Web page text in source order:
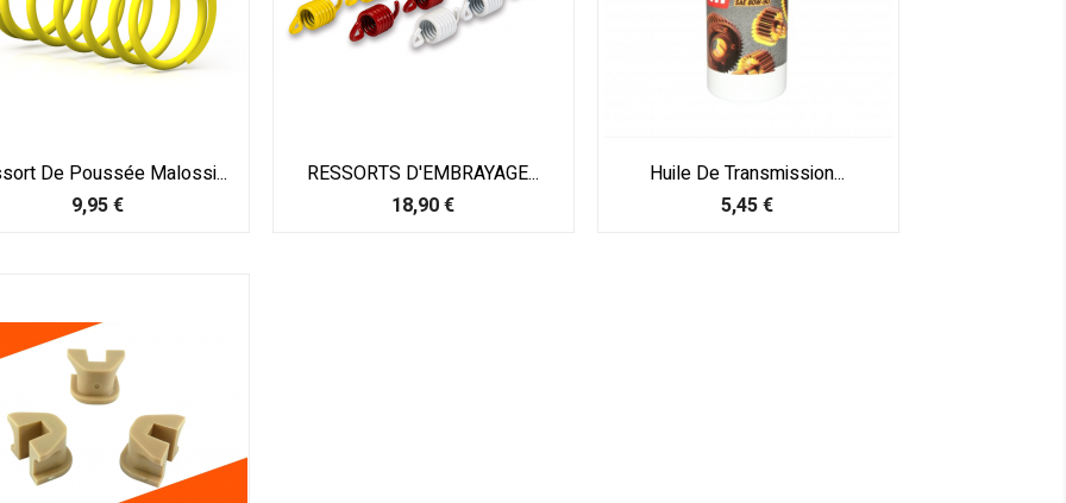
De Poussée Malossi...
Prix
9,95 €
RESSORTS D'EMBRAYAGE...
Prix
18,90 €
Huile De Transmission...
Prix
5,45 €